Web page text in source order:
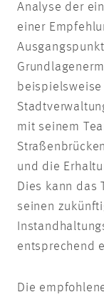
Analyse der
einer
mit seinem
und die
Dies kann das
seinen
entsprechend
Die